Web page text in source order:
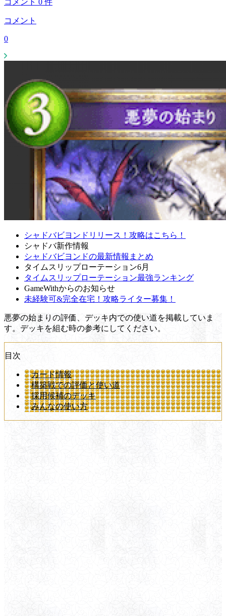
コメント
0
シャドバビヨンドリリース！攻略はこちら！
シャドバ新作情報
シャドバビヨンドの最新情報まとめ
タイムスリップローテーション6月
タイムスリップローテーション最強ランキング
GameWithからのお知らせ
未経験可&完全在宅！攻略ライター募集！
悪夢の始まりの評価、デッキ内での使い道を掲載していま
す。デッキを組む時の参考にしてください。
目次
カード情報
構築戦での評価と使い道
採用候補のデッキ
みんなの使い方